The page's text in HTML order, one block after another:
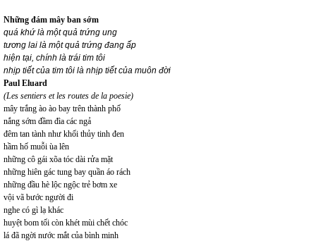
Những đám mây ban sớm
quá khứ là một quả trứng ung
tương lai là một quả trứng đang ấp
hiện tại, chính là trái tim tôi
nhịp tiết của tim tôi là nhịp tiết của muôn đời
Paul Eluard
(Les sentiers et les routes de la poesie)
mây trắng ào ào bay trên thành phố
nắng sớm đầm đìa các ngả
đêm tan tành như khối thủy tinh đen
hầm hố muỗi ùa lên
những cô gái xõa tóc dài rửa mặt
những hiên gác tung bay quần áo rách
những đầu hè lộc ngộc trẻ bơm xe
vội vã bước người đi
nghe có gì lạ khác
huyệt bom tối còn khét mùi chết chóc
lá đã ngời nước mắt của bình minh